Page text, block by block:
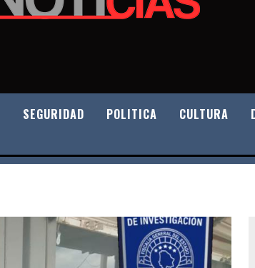
SEGURIDAD POLITICA CULTURA